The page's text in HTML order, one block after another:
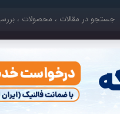
کلیدی خود را وارد کنید